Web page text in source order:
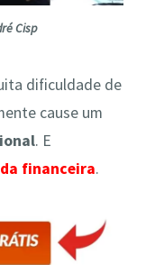
Cisp
dificuldade de
cause um
. E
financeira.